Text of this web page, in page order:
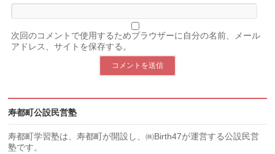
次回のコメントで使用するためブラウザーに自分の名前、メール
アドレス、サイトを保存する。
寿都町公設民営塾
寿都町学習塾は、寿都町が開設し、㈱Birth47が運営する公設民営
塾です。